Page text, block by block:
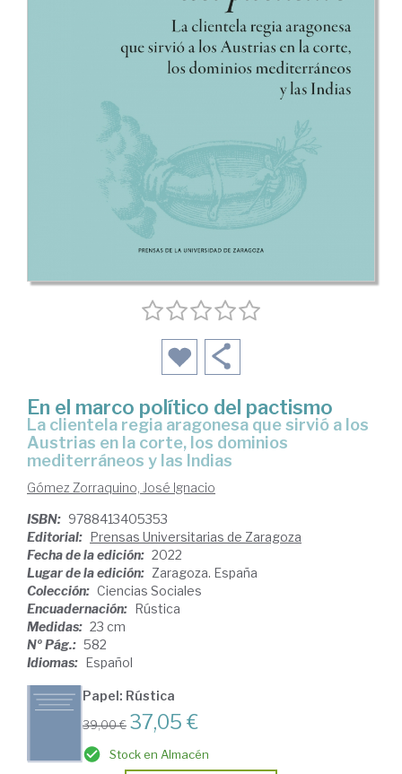
En el marco político del pactismo
la clientela regia aragonesa que sirvió a los
Austrias en la corte, los dominios
mediterráneos y las Indias
Gómez Zorraquino, José Ignacio
ISBN: 9788413405353
Editorial: Prensas Universitarias de Zaragoza
Fecha de la edición: 2022
Lugar de la edición: Zaragoza. España
Colección: Ciencias Sociales
Encuadernación: Rústica
Medidas: 23 cm
Nº Pág.: 582
Idiomas: Español
Papel: Rústica
39,00 € 37,05 €
Stock en Almacén